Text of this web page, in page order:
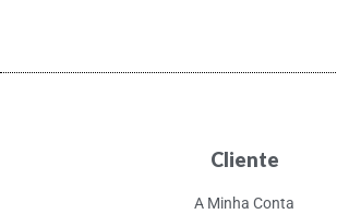
Cliente
A Minha Conta